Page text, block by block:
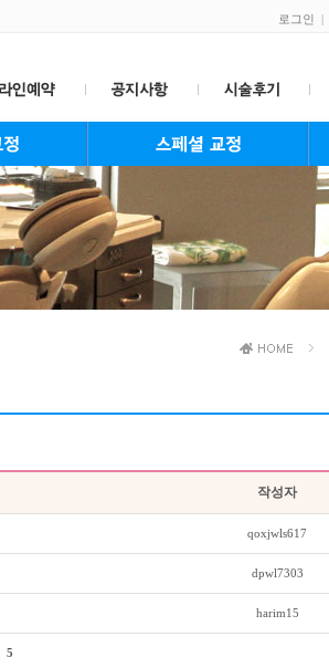
로그인 |
작성자
qoxjwls617
dpwl7303
harim15
5